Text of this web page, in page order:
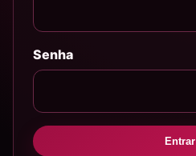
Senha
Entrar